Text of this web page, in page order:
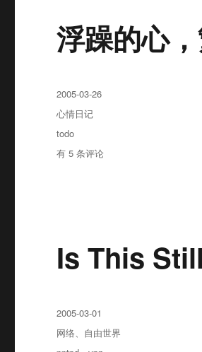
浮躁的心
发
布
于
2005-03-26
分
类
心情日记
标
签
todo
浮
有 5 条评论
Is This
发
布
于
2005-03-01
分
网络、 自由世界